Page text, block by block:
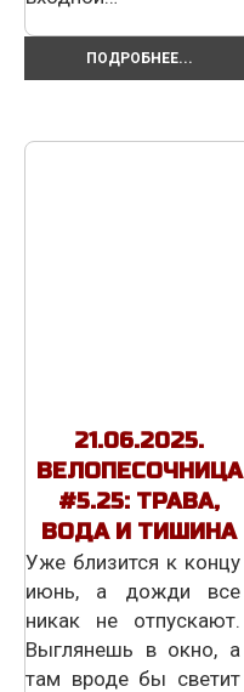
ПОДРОБНЕЕ...
21.06.2025.
ВЕЛОПЕСОЧНИЦА
#5.25: ТРАВА,
ВОДА И ТИШИНА
Уже близится к концу
июнь, а дожди все
никак не отпускают.
Выглянешь в окно, а
там вроде бы светит